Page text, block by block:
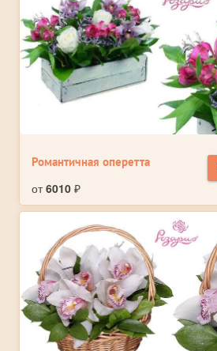
Романтичная оперетта
от6010 ₽